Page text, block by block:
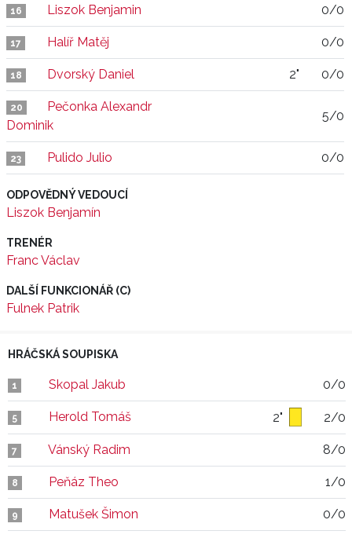
16 Liszok Benjamin 0/0
17 Halíř Matěj 0/0
18 Dvorský Daniel 2" 0/0
20
Pečonka Alexandr
Dominik
5/0
23 Pulido Julio 0/0
ODPOVĚDNÝ VEDOUCÍ
Liszok Benjamín
TRENÉR
Franc Václav
DALŠÍ FUNKCIONÁŘ (C)
Fulnek Patrik
HRÁČSKÁ SOUPISKA
1 Skopal Jakub 0/0
5 Herold Tomáš 2" 2/0
7 Vánský Radim 8/0
8 Peňáz Theo 1/0
9 Matušek Šimon 0/0